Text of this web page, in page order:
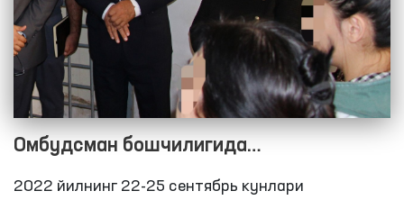
Омбудсман бошчилигида
Қашқадарёдаги ёпиқ муассасалардаги
2022 йилнинг 22-25 сентябрь кунлари